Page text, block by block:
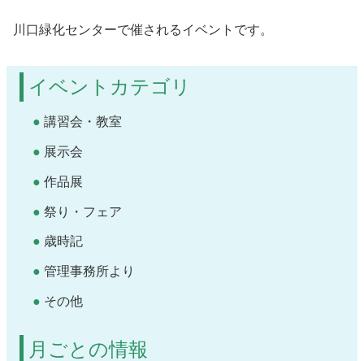
川口緑化センターで催されるイベントです。
イベントカテゴリ
講習会・教室
展示会
作品展
祭り・フェア
歳時記
管理事務所より
その他
月ごとの情報